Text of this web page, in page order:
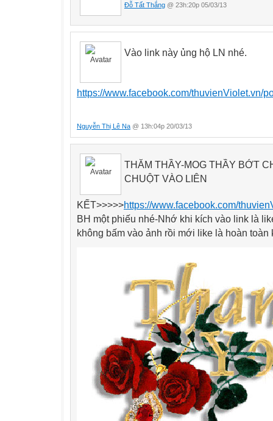
Đỗ Tất Thắng @ 23h:20p 05/03/13
Vào link này ủng hộ LN nhé.
https://www.facebook.com/thuvienViolet.vn/
Nguyễn Thị Lê Na @ 13h:04p 20/03/13
THĂM THẦY-MOG THẦY BỚT
CHUỘT VÀO LIÊN
KẾT>>>>>https://www.facebook.com/
BH một phiếu nhé-Nhớ khi kích vào link là
không bấm vào ảnh rồi mới like là hoàn